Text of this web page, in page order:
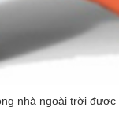
nhà ngoài trời